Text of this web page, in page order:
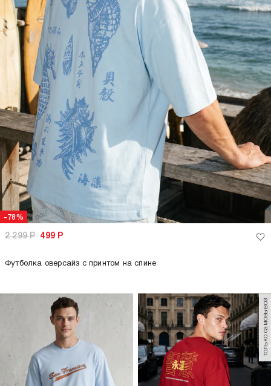
-78%
2 299Р 499 Р
Футболка оверсайз с принтом на спине
только самовывоз